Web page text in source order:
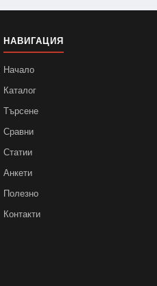
НАВИГАЦИЯ
Начало
Каталог
Търсене
Сравни
Статии
Анкети
Полезно
Контакти